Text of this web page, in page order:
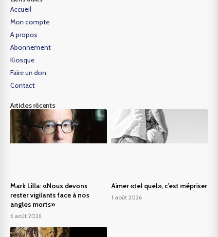
Accueil
Mon compte
A propos
Abonnement
Kiosque
Faire un don
Contact
Articles récents
Mark Lilla: «Nous devons
rester vigilants face à nos
angles morts»
6 août 2026
Aimer «tel quel», c’est mépriser
1 août 2026